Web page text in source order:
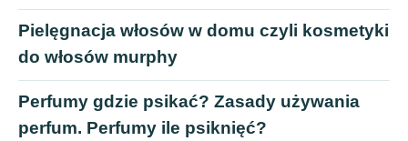
Pielęgnacja włosów w domu czyli kosmetyki
do włosów murphy
Perfumy gdzie psikać? Zasady używania
perfum. Perfumy ile psiknięć?